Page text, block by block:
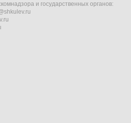
и государственных органов: